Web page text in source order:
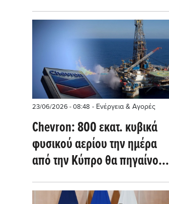
23/06/2026 - 08:48 - Ενέργεια & Αγορές
Chevron: 800 εκατ. κυβικά
φυσικού αερίου την ημέρα
από την Κύπρο θα πηγαίνουν
στην Αίγυπτο